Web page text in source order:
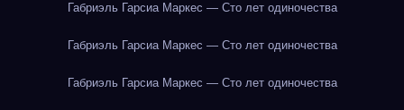
Габриэль Гарсиа Маркес — Сто лет одиночества
Габриэль Гарсиа Маркес — Сто лет одиночества
Габриэль Гарсиа Маркес — Сто лет одиночества